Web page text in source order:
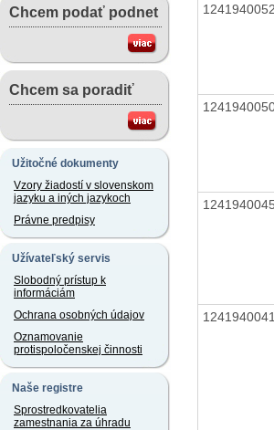
Chcem podať podnet
Chcem sa poradiť
Užitočné dokumenty
Vzory žiadostí v slovenskom
jazyku a iných jazykoch
Právne predpisy
Užívateľský servis
Slobodný prístup k
informáciám
Ochrana osobných údajov
Oznamovanie
protispoločenskej činnosti
Naše registre
Sprostredkovatelia
zamestnania za úhradu
1241940052
1241940045
1241940041